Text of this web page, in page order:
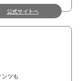
公式サイトへ
ツも